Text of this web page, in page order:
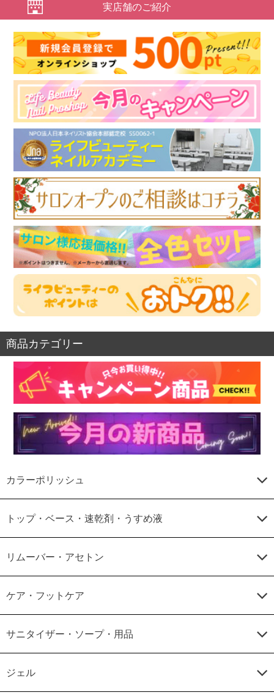
実店舗のご紹介
商品カテゴリー
カラーポリッシュ
トップ・ベース・速乾剤・うすめ液
リムーバー・アセトン
ケア・フットケア
サニタイザー・ソープ・用品
ジェル